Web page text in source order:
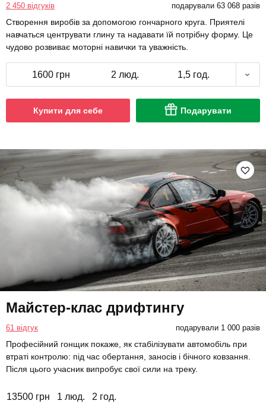
2 450 відгуків подарували 63 068 разів
Створення виробів за допомогою гончарного круга. Приятелі
навчаться центрувати глину та надавати їй потрібну форму. Це
чудово розвиває моторні навички та уважність.
1600 грн 2 люд. 1,5 год.
Купити для себе Подарувати
Майстер-клас дрифтингу
61 відгук подарували 1 000 разів
Професійний гонщик покаже, як стабілізувати автомобіль при
втраті контролю: під час обертання, заносів і бічного ковзання.
Після цього учасник випробує свої сили на треку.
13500 грн 1 люд. 2 год.